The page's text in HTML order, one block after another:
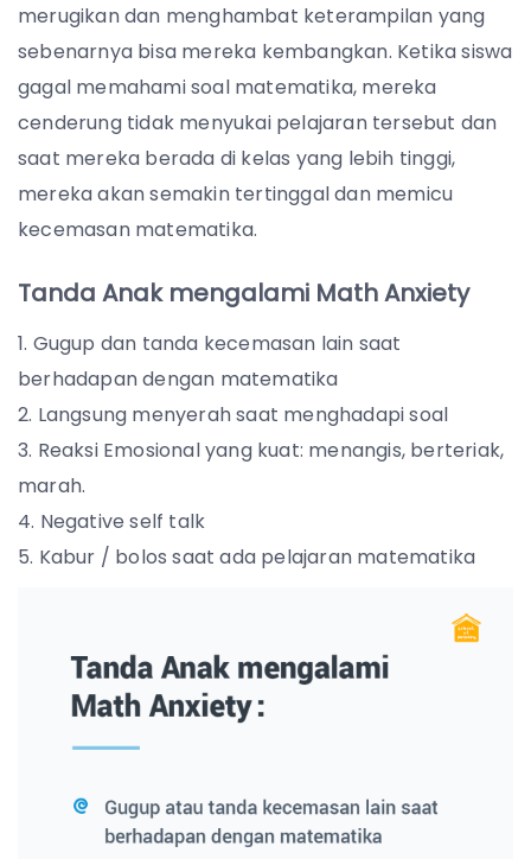
merugikan dan menghambat keterampilan yang
sebenarnya bisa mereka kembangkan. Ketika siswa
gagal memahami soal matematika, mereka
cenderung tidak menyukai pelajaran tersebut dan
saat mereka berada di kelas yang lebih tinggi,
mereka akan semakin tertinggal dan memicu
kecemasan matematika.
Tanda Anak mengalami Math Anxiety
Gugup dan tanda kecemasan lain saat
berhadapan dengan matematika
Langsung menyerah saat menghadapi soal
Reaksi Emosional yang kuat: menangis, berteriak,
marah.
Negative self talk
Kabur / bolos saat ada pelajaran matematika